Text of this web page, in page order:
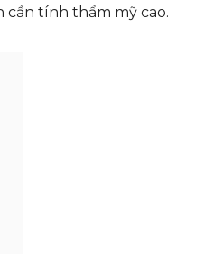
cần tính thẩm mỹ cao.